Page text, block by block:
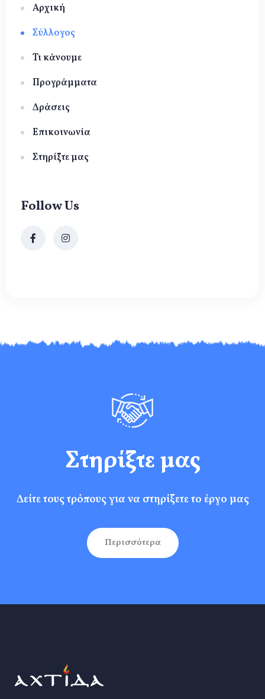
Αρχική
Σύλλογος
Τι κάνουμε
Προγράμματα
Δράσεις
Επικοινωνία
Στηρίξτε μας
Follow Us
Στηρίξτε μας
Δείτε τους τρόπους για να στηρίξετε το έργο μας
Περισσότερα